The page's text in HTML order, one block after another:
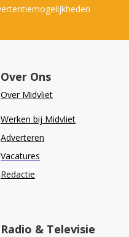
Over Ons
Over Midvliet
Werken bij Midvliet
Adverteren
Vacatures
Redactie
Radio & Televisie